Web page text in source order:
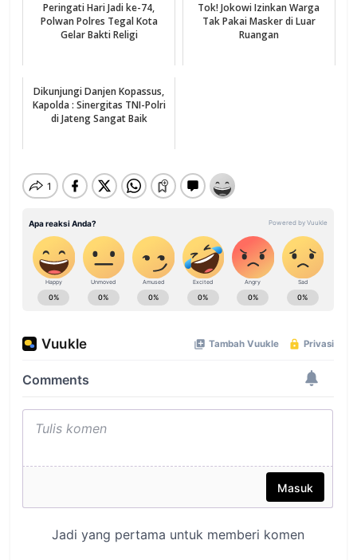
Peringati Hari Jadi ke-74,
Polwan Polres Tegal Kota
Gelar Bakti Religi
Tok! Jokowi Izinkan Warga
Tak Pakai Masker di Luar
Ruangan
Dikunjungi Danjen Kopassus,
Kapolda : Sinergitas TNI-Polri
di Jateng Sangat Baik